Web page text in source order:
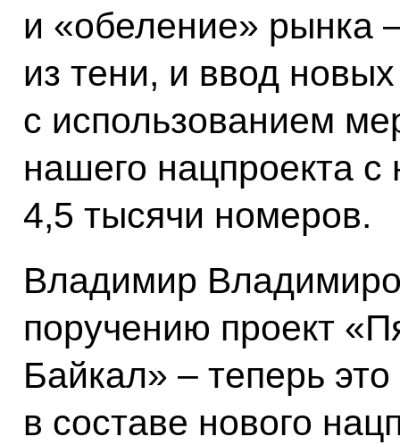
и «обеление» рынка
из тени, и ввод
с использованием
нашего нацпроекта с
4,5 тысячи номеров.
Владимир
поручению проект
Байкал» – теперь
в составе нового